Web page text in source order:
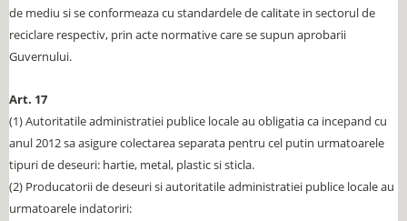
de mediu si se conformeaza cu standardele de calitate in sectorul de
reciclare respectiv, prin acte normative care se supun aprobarii
Guvernului.
Art. 17
(1) Autoritatile administratiei publice locale au obligatia ca incepand cu
anul 2012 sa asigure colectarea separata pentru cel putin urmatoarele
tipuri de deseuri: hartie, metal, plastic si sticla.
(2) Producatorii de deseuri si autoritatile administratiei publice locale au
urmatoarele indatoriri: